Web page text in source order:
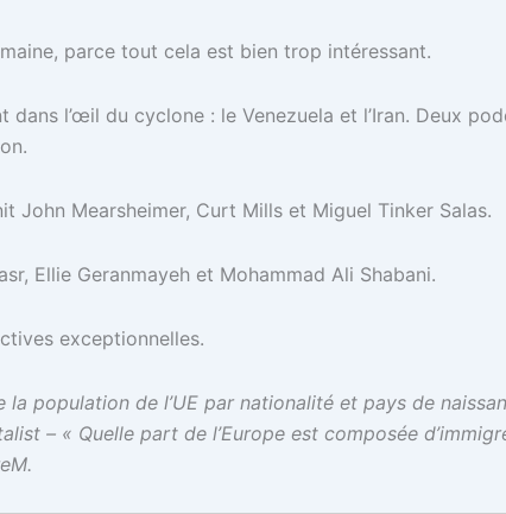
parce tout cela est bien trop intéressant.
dans l’œil du cyclone : le Venezuela et l’Iran. Deux
John Mearsheimer, Curt Mills et Miguel Tinker Salas.
Ellie Geranmayeh et Mohammad Ali Shabani.
exceptionnelles.
population de l’UE par nationalité et pays de
– « Quelle part de l’Europe est composée